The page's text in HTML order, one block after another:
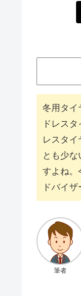
冬用タイ
ドレス
レスタ
とも少
すよね。
ドバイ
筆者